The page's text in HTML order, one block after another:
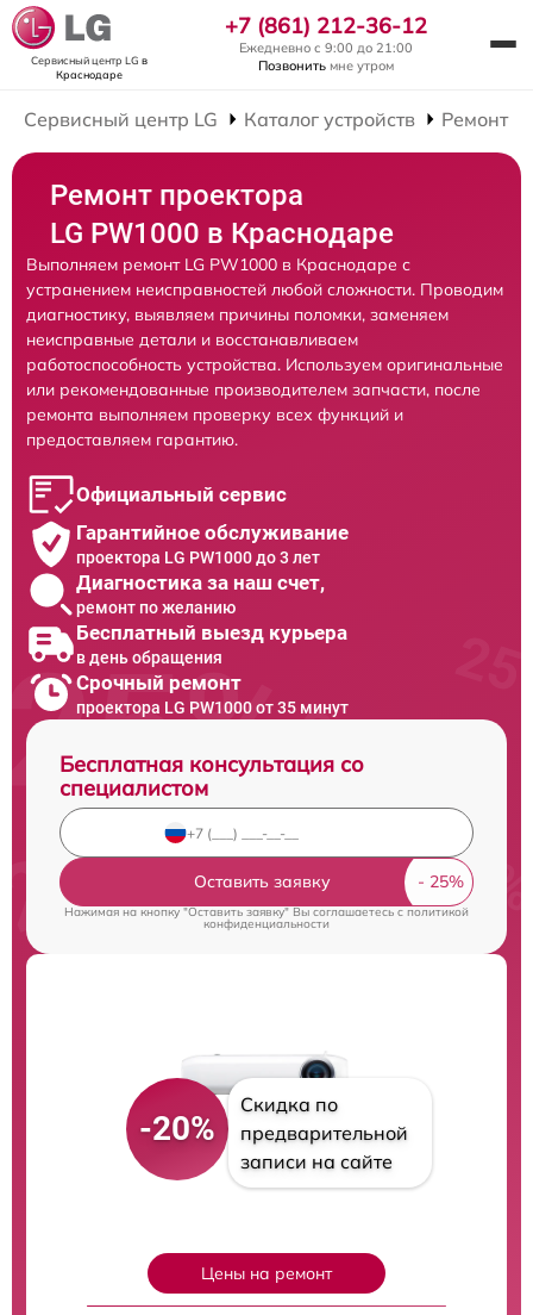
Сервисный центр LG в
Краснодаре
+7 (861) 212-36-12
Ежедневно с 9:00 до 21:00
Позвонить мне утром
Сервисный центр LG Каталог устройств Ремонт
Ремонт проектора
LG PW1000 в Краснодаре
Выполняем ремонт LG PW1000 в Краснодаре с
устранением неисправностей любой сложности. Проводим
диагностику, выявляем причины поломки, заменяем
неисправные детали и восстанавливаем
работоспособность устройства. Используем оригинальные
или рекомендованные производителем запчасти, после
ремонта выполняем проверку всех функций и
предоставляем гарантию.
Официальный сервис
Гарантийное обслуживание
проектора LG PW1000 до 3 лет
Диагностика за наш счет,
ремонт по желанию
Бесплатный выезд курьера
в день обращения
Срочный ремонт
проектора LG PW1000 от 35 минут
Бесплатная консультация со
специалистом
Оставить заявку
Нажимая на кнопку "Оставить заявку" Вы соглашаетесь cполитикой
конфиденциальности
-20%
Скидка по
предварительной
записи на сайте
Цены на ремонт